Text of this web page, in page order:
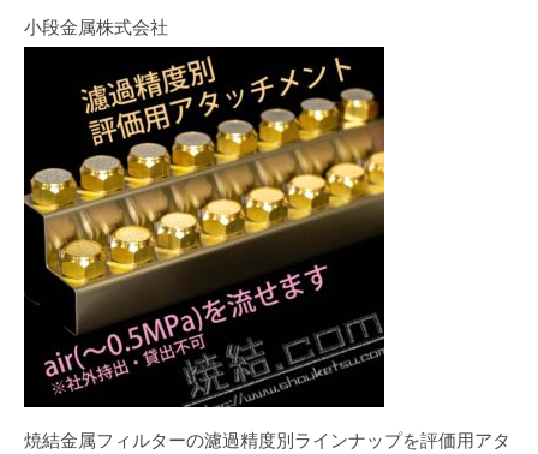
小段金属株式会社
焼結金属フィルターの濾過精度別ラインナップを評価用アタ